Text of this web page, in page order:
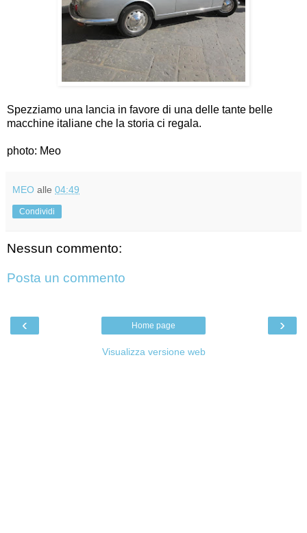
Spezziamo una lancia in favore di una delle tante belle
macchine italiane che la storia ci regala.
photo: Meo
MEO alle 04:49
Condividi
Nessun commento:
Posta un commento
‹ ›
Home page
Visualizza versione web